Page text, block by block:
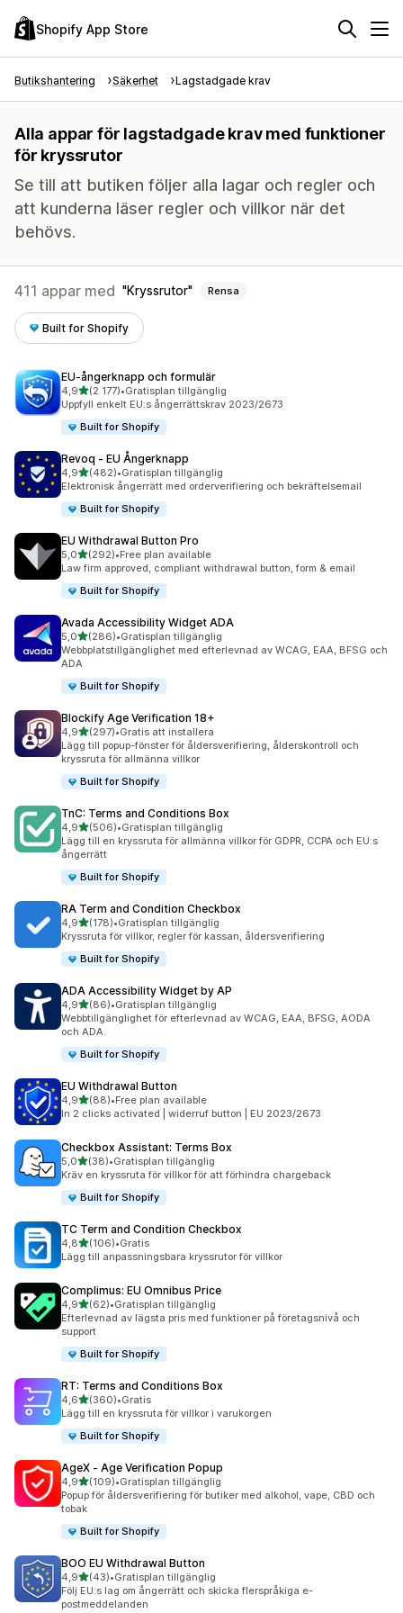
Shopify App Store
Butikshantering Säkerhet Lagstadgade krav
Alla appar för lagstadgade krav med funktioner
för kryssrutor
Se till att butiken följer alla lagar och regler och
att kunderna läser regler och villkor när det
behövs.
411 appar med Kryssrutor Rensa
Built for Shopify
EU‑ångerknapp och formulär
4,9av 5 stjärnor
(2 177)
2177 recensioner totalt
•Gratisplan tillgänglig
Uppfyll enkelt EU:s ångerrättskrav 2023/2673
Built for Shopify
Revoq ‑ EU Ångerknapp
4,9av 5 stjärnor
(482)
482 recensioner totalt
•Gratisplan tillgänglig
Elektronisk ångerrätt med orderverifiering och bekräftelsemail
Built for Shopify
EU Withdrawal Button Pro
5,0av 5 stjärnor
(292)
292 recensioner totalt
•Free plan available
Law firm approved, compliant withdrawal button, form & email
Built for Shopify
Avada Accessibility Widget ADA
5,0av 5 stjärnor
(286)
286 recensioner totalt
•Gratisplan tillgänglig
Webbplatstillgänglighet med efterlevnad av WCAG, EAA, BFSG och
ADA
Built for Shopify
Blockify Age Verification 18+
4,9av 5 stjärnor
(297)
297 recensioner totalt
•Gratis att installera
Lägg till popup-fönster för åldersverifiering, ålderskontroll och
kryssruta för allmänna villkor
Built for Shopify
TnC: Terms and Conditions Box
4,9av 5 stjärnor
(506)
506 recensioner totalt
•Gratisplan tillgänglig
Lägg till en kryssruta för allmänna villkor för GDPR, CCPA och EU:s
ångerrätt
Built for Shopify
RA Term and Condition Checkbox
4,9av 5 stjärnor
(178)
178 recensioner totalt
•Gratisplan tillgänglig
Kryssruta för villkor, regler för kassan, åldersverifiering
Built for Shopify
ADA Accessibility Widget by AP
4,9av 5 stjärnor
(86)
86 recensioner totalt
•Gratisplan tillgänglig
Webbtillgänglighet för efterlevnad av WCAG, EAA, BFSG, AODA
och ADA.
Built for Shopify
EU Withdrawal Button
4,9av 5 stjärnor
(88)
88 recensioner totalt
•Free plan available
In 2 clicks activated | widerruf button | EU 2023/2673
Checkbox Assistant: Terms Box
5,0av 5 stjärnor
(38)
38 recensioner totalt
•Gratisplan tillgänglig
Kräv en kryssruta för villkor för att förhindra chargeback
Built for Shopify
TC Term and Condition Checkbox
4,8av 5 stjärnor
(106)
106 recensioner totalt
•Gratis
Lägg till anpassningsbara kryssrutor för villkor
Complimus: EU Omnibus Price
4,9av 5 stjärnor
(62)
62 recensioner totalt
•Gratisplan tillgänglig
Efterlevnad av lägsta pris med funktioner på företagsnivå och
support
Built for Shopify
RT: Terms and Conditions Box
4,6av 5 stjärnor
(360)
360 recensioner totalt
•Gratis
Lägg till en kryssruta för villkor i varukorgen
Built for Shopify
AgeX ‑ Age Verification Popup
4,9av 5 stjärnor
(109)
109 recensioner totalt
•Gratisplan tillgänglig
Popup för åldersverifiering för butiker med alkohol, vape, CBD och
tobak
Built for Shopify
BOO EU Withdrawal Button
4,9av 5 stjärnor
(43)
43 recensioner totalt
•Gratisplan tillgänglig
Följ EU:s lag om ångerrätt och skicka flerspråkiga e-
postmeddelanden